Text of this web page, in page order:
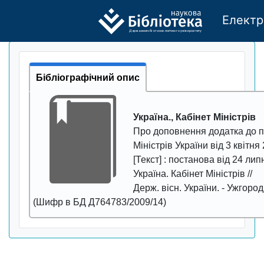
Державного бі отехно логічно го універси тету
Бібліографічний опис
Україна., Кабінет Міністрів
Про доповнення додатка до
Міністрів України від 3
[Текст] : постанова від 24
Україна. Кабінет Міністрів //
Держ. вісн. України. -
(Шифр в БД Д764783/2009/14)